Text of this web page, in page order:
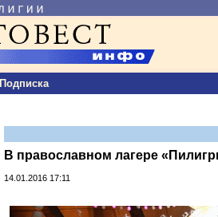
Подписка
В православном лагере
14.01.2016 17:11